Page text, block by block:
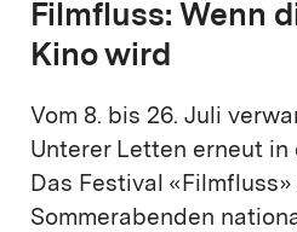
Filmfluss: Wenn
Kino wird
Vom 8. bis 26. Juli
Unterer Letten erneut in
Das Festival «Filmfluss»
Sommerabenden